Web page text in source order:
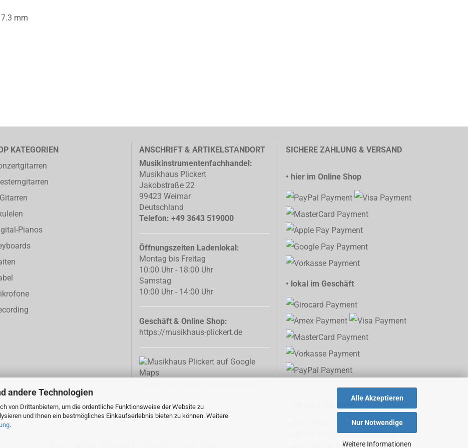
andere Technologien
von Drittanbietern, um die ordentliche Funktionsweise der Website zu
und Ihnen ein bestmögliches Einkaufserlebnis bieten zu können. Weitere
.
Alle Akzeptieren
Nur Notwendige
Weitere Informationen
mm
KATEGORIEN
Pianos
ANSCHRIFT & ARTIKELSTANDORT
Musikinstrumentenfachhandel:
Musikhaus Plickert
Jakobstraße 22
99423 Weimar
Deutschland
Telefon: +49 3643 519000
Öffnungszeiten Ladenlokal:
Montag bis Freitag
10:00 Uhr - 18:00 Uhr
Samstag
10:00 Uhr - 14:00 Uhr
Geschäft & Online Shop:
https://musikhaus-plickert.de
SICHERE ZAHLUNG & VERSAND
• hier im Online Shop
• lokal im Geschäft
• Versand mit Sendungsverfolgung